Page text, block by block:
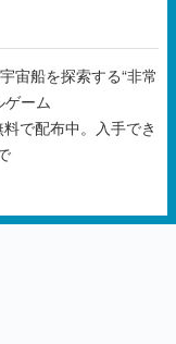
で配布中。入手でき